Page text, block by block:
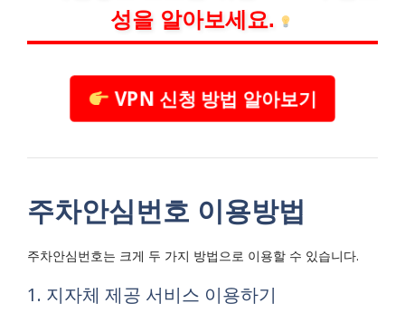
성을 알아보세요.
VPN 신청 방법 알아보기
주차안심번호 이용방법
주차안심번호는 크게 두 가지 방법으로 이용할 수 있습니다.
1. 지자체 제공 서비스 이용하기